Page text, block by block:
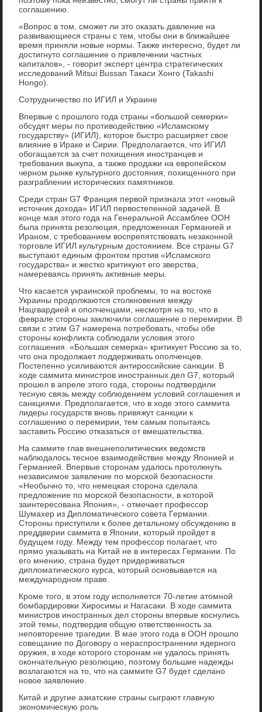
соглашению.
«Вопрос в том, сможет ли это оказать давление на
развивающиеся страны с тем, чтобы они в ближайшее
время приняли новые нормы. Также интересно, будет ли
достигнуто соглашение о привлечении частных
капиталов», - говорит эксперт центра стратегических
исследований Mitsui Bussan Такаси Хонго (Takashi
Hongo).
Сотрудничество по ИГИЛ и Украине
Впервые с прошлого года страны «большой семерки»
обсудят меры по противодействию «Исламскому
государству» (ИГИЛ), которое быстро расширяет свое
влияние в Ираке и Сирии. Предполагается, что ИГИЛ
обогащается за счет похищения иностранцев и
требования выкупа, а также продажи на европейском
черном рынке культурного достояния, похищенного при
разграблении исторических памятников.
Среди стран G7 Франция первой признала этот «новый
источник дохода» ИГИЛ первостепенной задачей. В
конце мая этого года на Генеральной Ассамблее ООН
была принята резолюция, предложенная Германией и
Ираном, с требованием воспрепятствовать незаконной
торговле ИГИЛ культурным достоянием. Все страны G7
выступают единым фронтом против «Исламского
государства» и жестко критикуют его зверства,
намереваясь принять активные меры.
Что касается украинской проблемы, то на востоке
Украины продолжаются столкновения между
Нацгвардией и ополченцами, несмотря на то, что в
феврале стороны заключили соглашение о перемирии. В
связи с этим G7 намерена потребовать, чтобы обе
стороны конфликта соблюдали условия этого
соглашения. «Большая семерка» критикует Россию за то,
что она продолжает поддерживать ополченцев.
Постепенно усиливаются антироссийские санкции. В
ходе саммита министров иностранных дел G7, который
прошел в апреле этого года, стороны подтвердили
тесную связь между соблюдением условий соглашения и
санкциями. Предполагается, что в ходе этого саммита
лидеры государств вновь привяжут санкции к
соглашению о перемирии, тем самым попытаясь
заставить Россию отказаться от вмешательства.
На саммите глав внешнеполитических ведомств
наблюдалось тесное взаимодействие между Японией и
Германией. Впервые сторонам удалось протолкнуть
независимое заявление по морской безопасности.
«Необычно то, что немецкая сторона сделала
предложение по морской безопасности, в которой
заинтересована Япония», - отмечает профессор
Шумахер из Дипломатического совета Германии.
Стороны приступили к более детальному обсуждению в
преддверии саммита в Японии, который пройдет в
будущем году. Между тем профессор полагает, что
прямо указывать на Китай не в интересах Германии. По
его мнению, страна будет придерживаться
дипломатического курса, который основывается на
международном праве.
Кроме того, в этом году исполняется 70-летие атомной
бомбардировки Хиросимы и Нагасаки. В ходе саммита
министров иностранных дел стороны впервые коснулись
этой темы, подтвердив общую ответственность за
неповторение трагедии. В мае этого года в ООН прошло
совещание по Договору о нераспространении ядерного
оружия, в ходе которого сторонам не удалось принять
окончательную резолюцию, поэтому большие надежды
возлагаются на то, что на саммите G7 будет сделано
новое заявление.
Китай и другие азиатские страны сыграют главную
экономическую роль